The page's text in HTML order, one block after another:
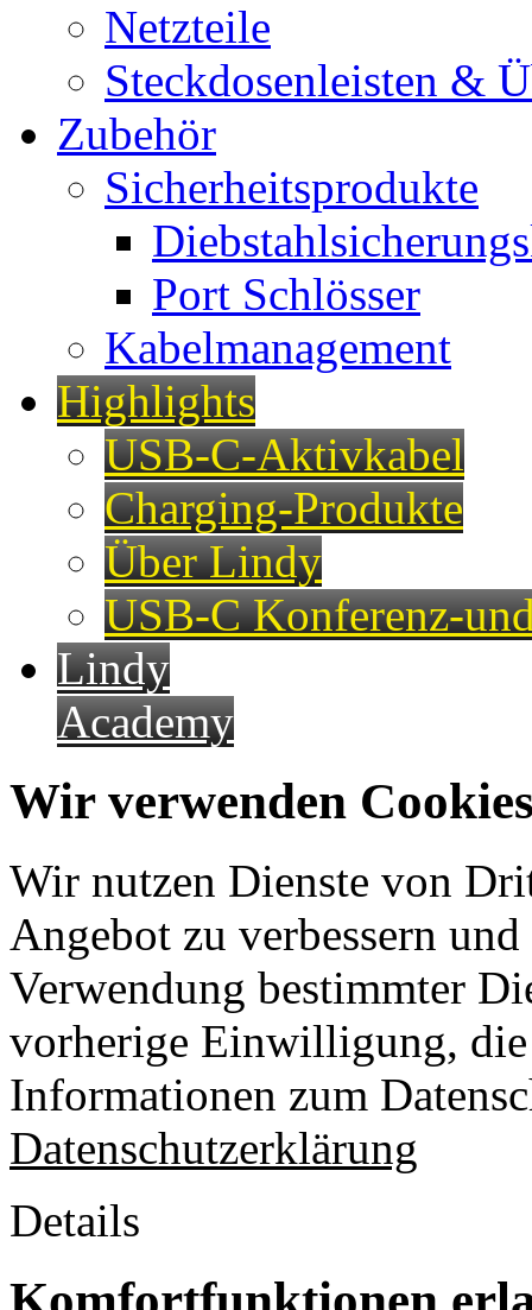
Netzteile
Steckdosenleisten &
Zubehör
Sicherheitsprodukte
Port Schlösser
Kabelmanagement
Highlights
USB-C-Aktivkabel
Charging-Produkte
Über Lindy
USB-C Konferenz-
Lindy
Academy
Wir verwenden
Wir nutzen Dienste von
Angebot zu verbessern
Verwendung bestimmter
vorherige Einwilligung,
Informationen zum
Datenschutzerklärung
Details